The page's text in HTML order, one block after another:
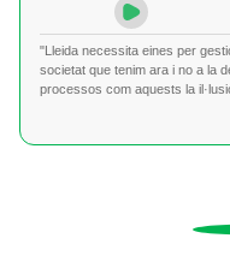
"Lleida necessita eines per
societat que tenim ara i no a la
processos com aquests la